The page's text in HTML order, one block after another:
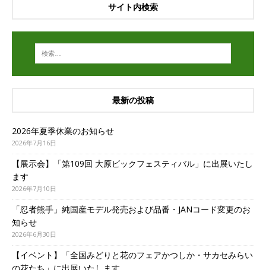
サイト内検索
最新の投稿
2026年夏季休業のお知らせ
2026年7月16日
【展示会】「第109回 大原ビックフェスティバル」に出展いたし
ます
2026年7月10日
「忍者熊手」純国産モデル発売および品番・JANコード変更のお
知らせ
2026年6月30日
【イベント】「全国みどりと花のフェアかつしか・サカセみらい